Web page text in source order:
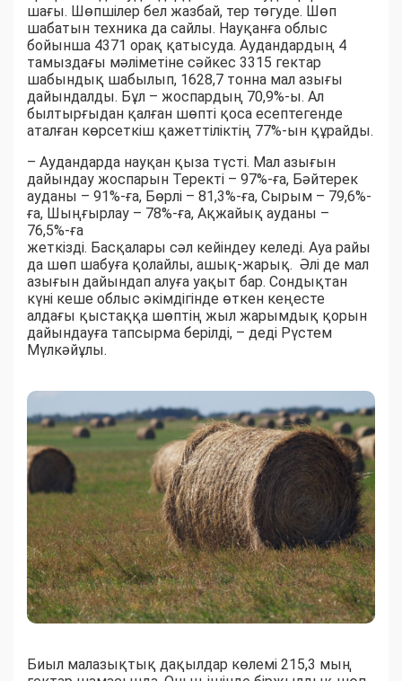
шағы. Шөпшілер бел жазбай, тер төгуде. Шөп
шабатын техника да сайлы. Науқанға облыс
бойынша 4371 орақ қатысуда. Аудандардың 4
тамыздағы мәліметіне сәйкес 3315 гектар
шабындық шабылып, 1628,7 тонна мал азығы
дайындалды. Бұл – жоспардың 70,9%-ы. Ал
былтырғыдан қалған шөпті қоса есептегенде
аталған көрсеткіш қажеттіліктің 77%-ын құрайды.
– Аудандарда науқан қыза түсті. Мал азығын
дайындау жоспарын Теректі – 97%-ға, Бәйтерек
ауданы – 91%-ға, Бөрлі – 81,3%-ға, Сырым – 79,6%-
ға, Шыңғырлау – 78%-ға, Ақжайық ауданы –
76,5%-ға
жеткізді. Басқалары сәл кейіндеу келеді. Ауа райы
да шөп шабуға қолайлы, ашық-жарық. Әлі де мал
азығын дайындап алуға уақыт бар. Сондықтан
күні кеше облыс әкімдігінде өткен кеңесте
алдағы қыстаққа шөптің жыл жарымдық қорын
дайындауға тапсырма берілді, – деді Рүстем
Мүлкәйұлы.
Биыл малазықтық дақылдар көлемі 215,3 мың